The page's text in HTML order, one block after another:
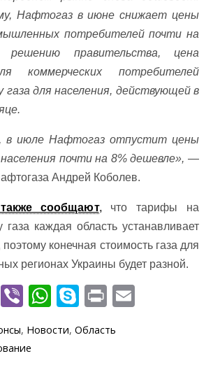
Нафтогаз в июне снижает цены
потребителей почти на
решению правительства, цена
коммерческих потребителей
для населения, действующей в
в июле Нафтогаз отпустит цены
почти на 8% дешевле», —
Андрей Коболев.
сообщают,что тарифы на
газа каждая область устанавливает
конечная стоимость газа для
регионах Украины будет разной.
T Vi
er
W
at
S
k
y
Pr
t
, Новости, Область